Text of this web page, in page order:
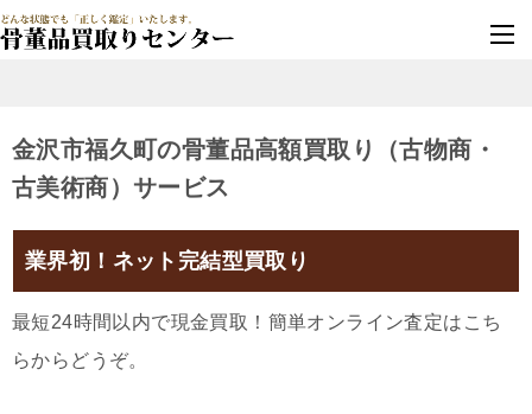
金沢市福久町の骨董品高額買取り（古物商・
古美術商）サービス
業界初！ネット完結型買取り
最短24時間以内で現金買取！簡単オンライン査定はこち
らからどうぞ。